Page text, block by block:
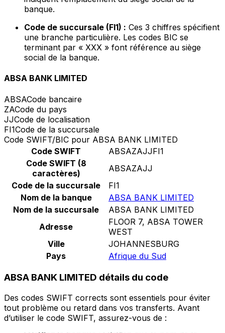
banque.
Code de succursale (FI1) : Ces 3 chiffres spécifient
une branche particulière. Les codes BIC se
terminant par « XXX » font référence au siège
social de la banque.
ABSA BANK LIMITED
ABSACode bancaire
ZACode du pays
JJCode de localisation
FI1Code de la succursale
Code SWIFT/BIC pour ABSA BANK LIMITED
Code SWIFT
ABSAZAJJFI1
Code SWIFT (8
caractères)
ABSAZAJJ
Code de la succursale
FI1
Nom de la banque
ABSA BANK LIMITED
Nom de la succursale
ABSA BANK LIMITED
Adresse
FLOOR 7, ABSA TOWER
WEST
Ville
JOHANNESBURG
Pays
Afrique du Sud
ABSA BANK LIMITED détails du code
Des codes SWIFT corrects sont essentiels pour éviter
tout problème ou retard dans vos transferts. Avant
d’utiliser le code SWIFT, assurez-vous de :